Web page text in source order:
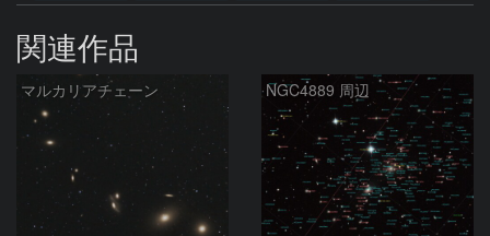
関連作品
マルカリアチェーン NGC4889 周辺